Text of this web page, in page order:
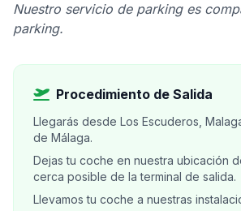
Nuestro servicio de parking es
parking.
Procedimiento de Salida
Llegarás desde Los Escuderos,
de Málaga.
Dejas tu coche en nuestra ubicación
cerca posible de la terminal de salida.
Llevamos tu coche a nuestras